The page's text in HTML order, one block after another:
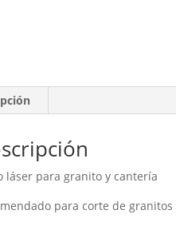
láser para granito y cantería
para corte de